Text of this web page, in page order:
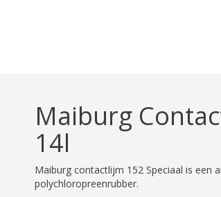
Maiburg
14l
Maiburg contactlijm 152 Speciaal is een
polychloropreenrubber.